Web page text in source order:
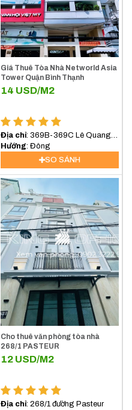
Giá Thuê Tòa Nhà Networld Asia
Tower Quận Bình Thạnh
14 USD/M2
Địa chỉ: 369B-369C Lê Quang
Định, Phường Bình Lợi Trung,
(Bình Thạnh) TP.HCM
Hướng : Đông
SO SÁNH
Cho thuê văn phòng tòa nhà
268/1 PASTEUR
12 USD/M2
Địa chỉ: 268/1 đường Pasteur